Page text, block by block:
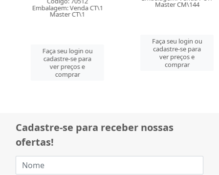
Embalagem: Venda CT\1
Master CT\1
Faça seu login ou
cadastre-se para
ver preços e
comprar
Master CM\144
Faça seu login ou
cadastre-se para
ver preços e
comprar
Cadastre-se para receber nossas
ofertas!